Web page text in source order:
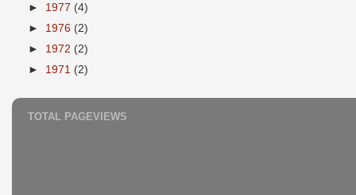
► 1977 (4)
► 1976 (2)
► 1972 (2)
► 1971 (2)
TOTAL PAGEVIEWS